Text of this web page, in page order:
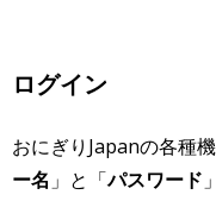
ログイン
おにぎりJapanの各種
ー名 」と「パスワード